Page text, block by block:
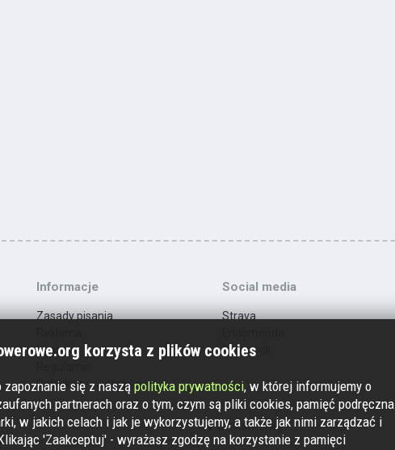
Informacje
Zasady pisania
Kontakt
Polityka prywatności
Social media
Strava
Facebook
Zmień kolory
korzysta z plików cookies
zapoznanie się z naszą polityka prywatności, w której informujemy o
partnerach oraz o tym, czym są pliki cookies, pamięć podręczna
w jakich celach i jak je wykorzystujemy, a także jak nimi zarządzać i
'Zaakceptuj' - wyrażasz zgodzę na korzystanie z pamięci